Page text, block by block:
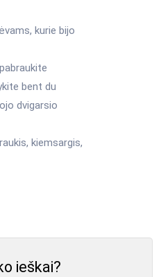
kurie bijo
bent du
dvigarsio
kiemsargis,
ieškai?